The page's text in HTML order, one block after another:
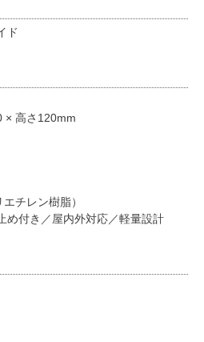
ド
高さ120mm
チレン樹脂）
付き／屋内外対応／軽量設計